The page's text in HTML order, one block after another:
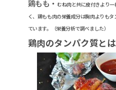
鶏もも・ むね肉と共に皮付きより
く、鶏もも肉の栄養成分は胸肉よりも
ています。（栄養分析で調べました）
鶏肉のタンパク質と